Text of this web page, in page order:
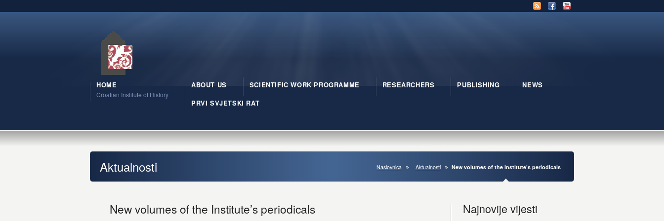
HOME
Croatian Institute of History
ABOUT US SCIENTIFIC WORK PROGRAMME RESEARCHERS PUBLISHING
NEWS
PRVI SVJETSKI RAT
Aktualnosti Naslovnica Aktualnosti New volumes of the Institute’s periodicals
New volumes of the Institute’s periodicals Najnovije vijesti